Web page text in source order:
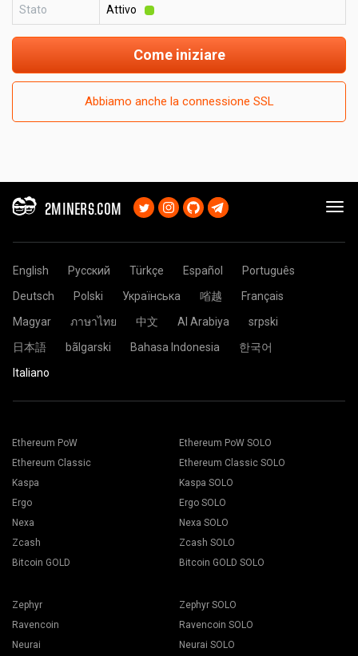
Stato Attivo
Come iniziare
Abbiamo anche la connessione SSL
2MINERS.COM
English Русский Türkçe Español
Português
Deutsch
Polski Українська 㗂越
Français
Magyar
ภาษาไทย 中文 Al Arabiya
srpski
日本語
bãlgarski Bahasa Indonesia
한국어
Italiano
Ethereum PoW
Ethereum Classic
Kaspa
Ergo
Nexa
Zcash
Bitcoin GOLD
Ethereum PoW SOLO
Ethereum Classic SOLO
Kaspa SOLO
Ergo SOLO
Nexa SOLO
Zcash SOLO
Bitcoin GOLD SOLO
Zephyr
Ravencoin
Neurai
Zephyr SOLO
Ravencoin SOLO
Neurai SOLO